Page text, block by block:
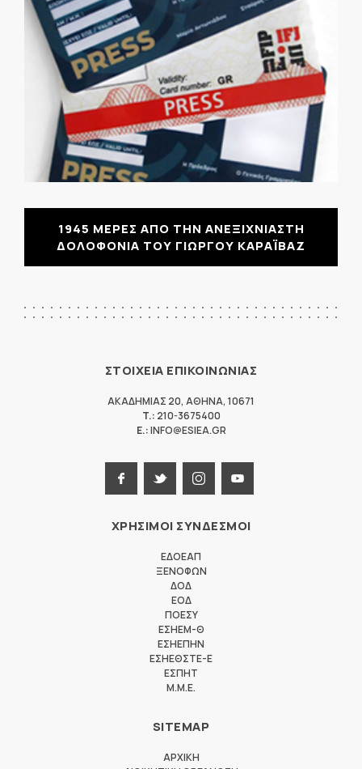
1945 ΜΕΡΕΣ ΑΠΟ ΤΗΝ ΑΝΕΞΙΧΝΙΑΣΤΗ
ΔΟΛΟΦΟΝΙΑ ΤΟΥ ΓΙΩΡΓΟΥ ΚΑΡΑΪΒΑΖ
ΣΤΟΙΧΕΙΑ ΕΠΙΚΟΙΝΩΝΙΑΣ
ΑΚΑΔΗΜΙΑΣ 20, ΑΘΗΝΑ, 10671
T.: 210-3675400
E.:INFO@ESIEA.GR
ΧΡΗΣΙΜΟΙ ΣΥΝΔΕΣΜΟΙ
ΕΔΟΕΑΠ
ΞΕΝΟΦΩΝ
ΔΟΔ
ΕΟΔ
ΠΟΕΣΥ
ΕΣΗΕΜ-Θ
ΕΣΗΕΠΗΝ
ΕΣΗΕΘΣΤΕ-Ε
ΕΣΠΗΤ
M.M.E.
SITEMAP
ΑΡΧΙΚΗ